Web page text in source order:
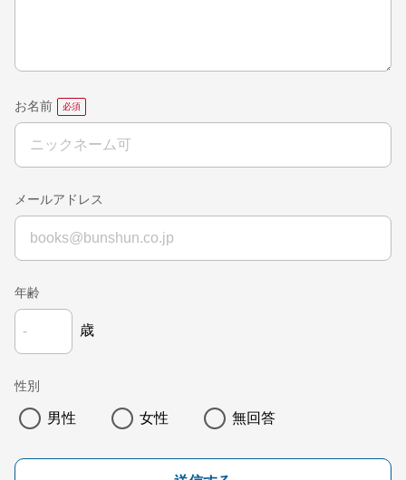
お名前
メールアドレス
年齢
歳
性別
男性 女性 無回答